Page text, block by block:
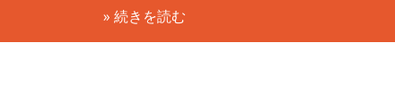
» 続きを読む